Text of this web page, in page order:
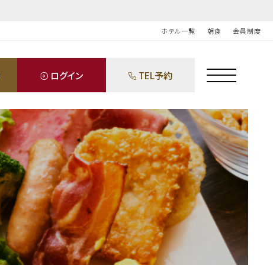
ホテル一覧 朝食 会員制度
ログイン TEL予約